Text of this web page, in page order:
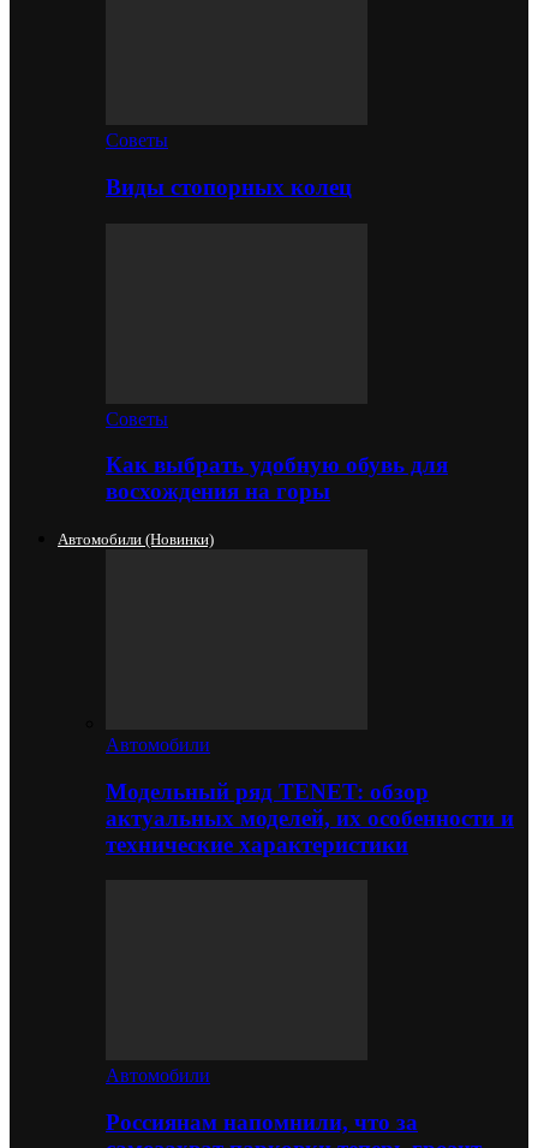
Советы
Виды стопорных колец
Советы
Как выбрать удобную обувь для
восхождения на горы
Автомобили (новинки)
Автомобили
Модельный ряд TENET: обзор
актуальных моделей, их особенности и
технические характеристики
Автомобили
Россиянам напомнили, что за